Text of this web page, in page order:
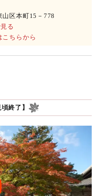
山区本町15－778
る
こちらから
終了】